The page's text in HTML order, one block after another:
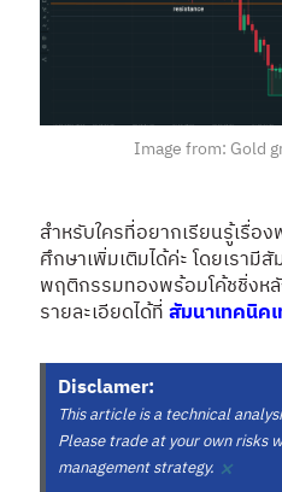
Image from: Gold
สำหรับใครที่อยากเรียนรู้เรื่อ
ศึกษาเพิ่มเติมได้ค่ะ โดยเรามี
พฤติกรรมทองพร้อมโค้ชชิ่งห
รายละเอียดได้ที่สัมนาเทคนิค
Disclamer:
This article is a technical
Please trade at your own risks
management strategy. ×